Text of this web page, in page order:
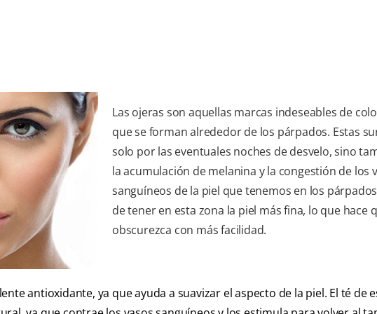
Las ojeras son aquellas marcas indeseables de
que se forman alrededor de los párpados. Estas
solo por las eventuales noches de desvelo, sino
la acumulación de melanina y la congestión de los
sanguíneos de la piel que tenemos en los
de tener en esta zona la piel más fina, lo que hace
obscurezca con más facilidad.
antioxidante, ya que ayuda a suavizar el aspecto de la piel. El té de